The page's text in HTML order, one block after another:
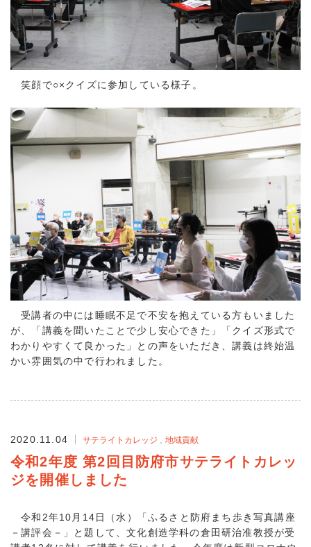
笑顔で○×クイズに参加している様子。
受講者の中には睡眠不足で不安を抱えている方もいました
が、「講義を聞いたことで少し安心できた」「クイズ形式で
わかりやすくて良かった」との声をいただき、講義は終始温
かい雰囲気の中で行われました。
2020.11.04 サテライトカレッジ 地域貢献
令和2年度 第2回目防府市サテライトカレッ
ジを開催しました
令和2年10月14日（水）「ふるさと防府まち歩き写真講座
－講評会－」と題して、文化創造学科の倉田研治准教授が受